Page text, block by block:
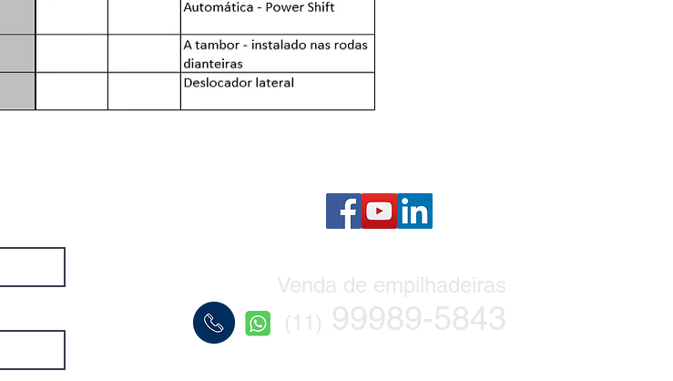
Venda de empilhadeiras
(11) 99989-5843